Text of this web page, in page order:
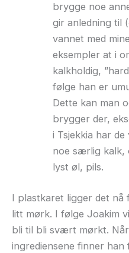
brygge noe
gir anledning til
vannet med
eksempler at i
kalkholdig,
følge han er
Dette kan man
brygger der,
i Tsjekkia har
noe særlig kalk,
lyst øl, pils.
I plastkaret ligger det nå
litt mørk. I følge Joakim
bli til bli svært mørkt.
ingrediensene finner